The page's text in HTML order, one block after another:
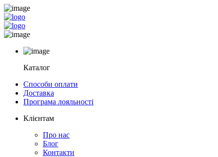
Каталог
Способи оплати
Доставка
Програма лояльності
Клієнтам
Про нас
Блог
Контакти